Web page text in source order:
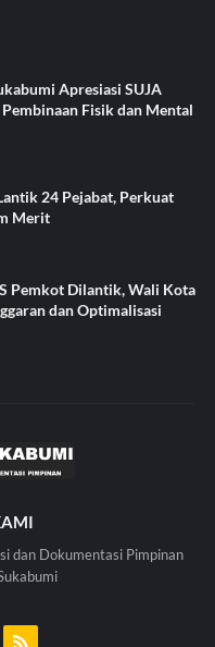
Apresiasi SUJA
Fisik dan Mental
24 Pejabat, Perkuat
Merit
Pemkot Dilantik, Wali Kota
dan Optimalisasi
dan Dokumentasi Pimpinan